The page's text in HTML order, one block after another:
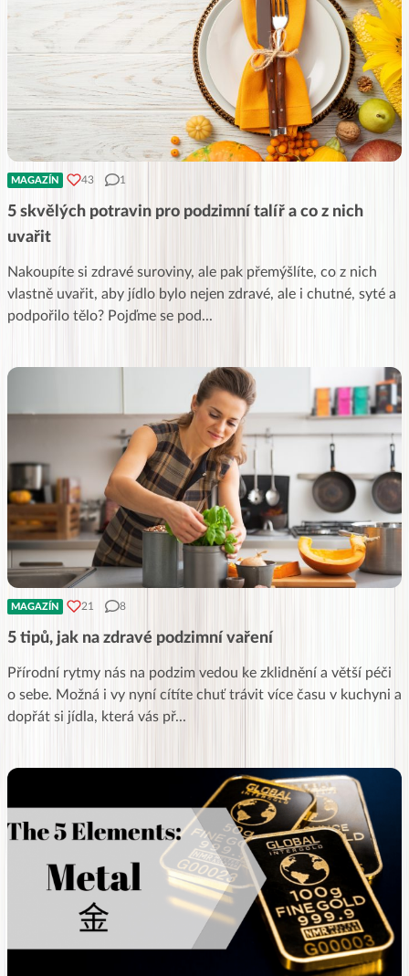
MAGAZÍN 43 1
5 skvělých potravin pro podzimní talíř a co z nich
uvařit
Nakoupíte si zdravé suroviny, ale pak přemýšlíte, co z nich
vlastně uvařit, aby jídlo bylo nejen zdravé, ale i chutné, syté a
podpořilo tělo? Pojďme se pod...
MAGAZÍN 21 8
5 tipů, jak na zdravé podzimní vaření
Přírodní rytmy nás na podzim vedou ke zklidnění a větší péči
o sebe. Možná i vy nyní cítíte chuť trávit více času v kuchyni a
dopřát si jídla, která vás př...